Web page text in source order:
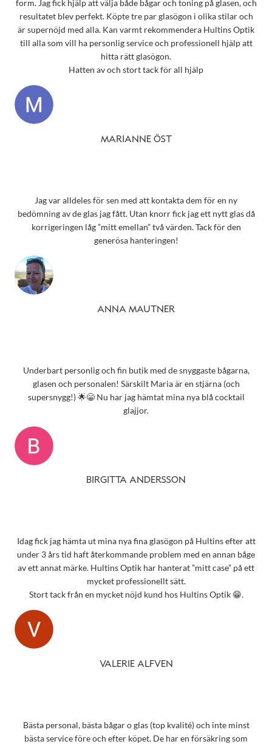
form. Jag fick hjälp att välja både bågar och toning på glasen, och
resultatet blev perfekt. Köpte tre par glasögon i olika stilar och
är supernöjd med alla. Kan varmt rekommendera Hultins Optik
till alla som vill ha personlig service och professionell hjälp att
hitta rätt glasögon.
Hatten av och stort tack för all hjälp
MARIANNE ÖST
Jag var alldeles för sen med att kontakta dem för en ny
bedömning av de glas jag fått. Utan knorr fick jag ett nytt glas då
korrigeringen låg ”mitt emellan” två värden. Tack för den
generösa hanteringen!
ANNA MAUTNER
Underbart personlig och fin butik med de snyggaste bågarna,
glasen och personalen! Särskilt Maria är en stjärna (och
supersnygg!) 🌟😁 Nu har jag hämtat mina nya blå cocktail
glajjor.
BIRGITTA ANDERSSON
Idag fick jag hämta ut mina nya fina glasögon på Hultins efter att
under 3 års tid haft återkommande problem med en annan båge
av ett annat märke. Hultins Optik har hanterat ”mitt case” på ett
mycket professionellt sätt.
Stort tack från en mycket nöjd kund hos Hultins Optik 😁.
VALERIE ALFVEN
Bästa personal, bästa bågar o glas (top kvalité) och inte minst
bästa service före och efter köpet. De har en försäkring som